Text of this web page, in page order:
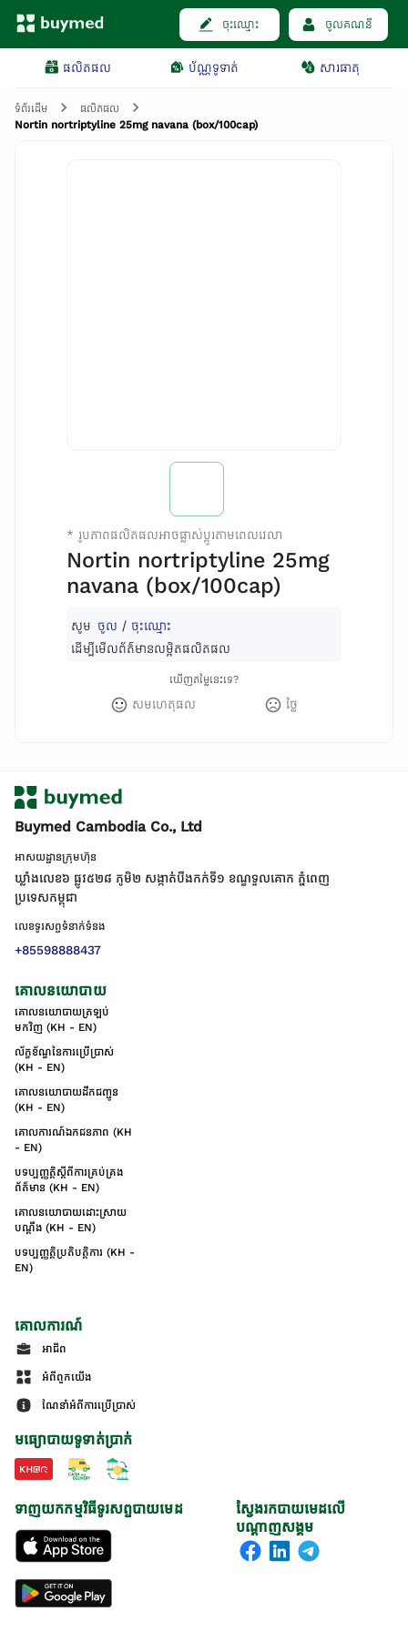
ចុះឈ្មោះ ចូលគណនី
ផលិតផល ប័ណ្ណទូទាត់ សារធាតុ
ទំព័រដើម
ផលិតផល
Nortin nortriptyline 25mg navana (box/100cap)
* រូបភាពផលិតផលអាចផ្លាស់ប្តូរតាមពេលវេលា
Nortin nortriptyline 25mg
navana (box/100cap)
សូម ចូល / ចុះឈ្មោះ
ដើម្បីមើលព័ត៌មានលម្អិតផលិតផល
ឃើញតម្លៃនេះទេ?
សមហេតុផល ថ្លៃ
Buymed Cambodia Co., Ltd
អាសយដ្ឋានក្រុមហ៊ុន
ឃ្លាំងលេខ៦ ផ្លូវ៥២៨ ភូមិ២ សង្កាត់់បឹងកក់ទី១ ខណ្ឌទួលគោក ភ្នំពេញ
ប្រទេសកម្ពុជា
លេខទូរសព្ទទំនាក់ទំនង
+85598888437
គោលនយោបាយ
គោលនយោបាយត្រឡប់
មកវិញ (KH - EN)
ល័ក្ខខ័ណ្ឌនៃការប្រើប្រាស់
(KH - EN)
គោលនយោបាយដឹកជញ្ជូន
(KH - EN)
គោលការណ៍ឯកជនភាព (KH
- EN)
បទប្បញ្ញត្តិស្តីពីការគ្រប់គ្រង
ព័ត៌មាន (KH - EN)
គោលនយោបាយដោះស្រាយ
បណ្ដឹង (KH - EN)
បទប្បញ្ញត្តិប្រតិបត្តិការ (KH -
EN)
គោលការណ៍
អាជីព
អំពីពួកយើង
ណែនាំអំពីការប្រើប្រាស់
មធ្យោបាយទូទាត់ប្រាក់
ស្វែងរកបាយមេដលើ
បណ្តាញសង្គម
ទាញយកកម្មវិធីទូរសព្ទបាយមេដ